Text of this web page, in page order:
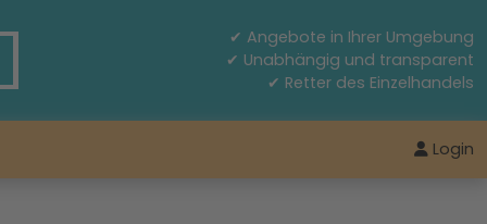
✔ Angebote in Ihrer Umgebung
✔ Unabhängig und transparent
✔ Retter des Einzelhandels
Login